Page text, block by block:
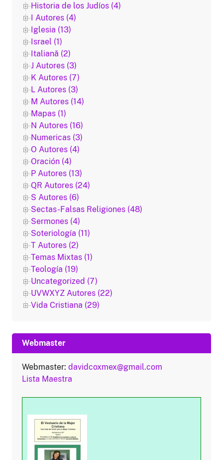
Historia de los Judíos (4)
I Autores (4)
Iglesia (13)
Israel (1)
Italiană (2)
J Autores (3)
K Autores (7)
L Autores (3)
M Autores (14)
Mapas (1)
N Autores (16)
Numericas (3)
O Autores (4)
Oración (4)
P Autores (13)
QR Autores (24)
S Autores (6)
Sectas-Falsas Religiones (48)
Sermones (4)
Soteriología (11)
T Autores (2)
Temas Mixtas (1)
Teología (19)
Uncategorized (7)
UVWXYZ Autores (22)
Vida Cristiana (29)
Webmaster
Webmaster: davidcoxmex@gmail.com
Lista Maestra